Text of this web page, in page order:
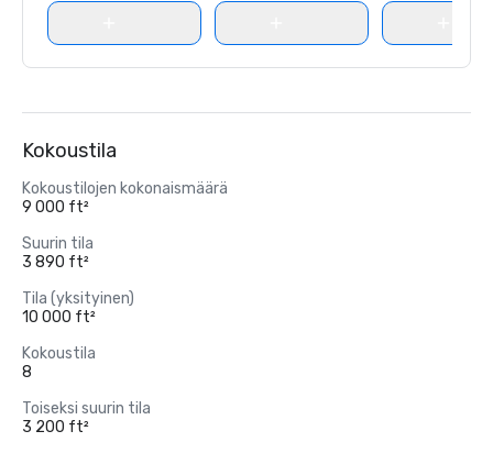
Kokoustila
Kokoustilojen kokonaismäärä
9 000 ft²
Suurin tila
3 890 ft²
Tila (yksityinen)
10 000 ft²
Kokoustila
8
Toiseksi suurin tila
3 200 ft²